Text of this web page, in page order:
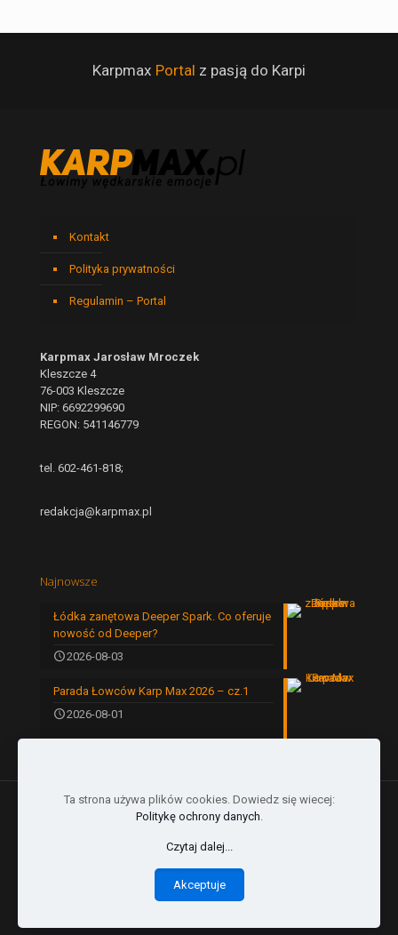
Karpmax Portal z pasją do Karpi
Kontakt
Polityka prywatności
Regulamin – Portal
Karpmax Jarosław Mroczek
Kleszcze 4
76-003 Kleszcze
NIP: 6692299690
REGON: 541146779
tel. 602-461-818;
redakcja@karpmax.pl
Najnowsze
Łódka zanętowa Deeper Spark. Co oferuje
nowość od Deeper?
2026-08-03
Parada Łowców Karp Max 2026 – cz.1
2026-08-01
Ta strona używa plików cookies. Dowiedz się wiecej:
Politykę ochrony danych.
Czytaj dalej...
Akceptuje